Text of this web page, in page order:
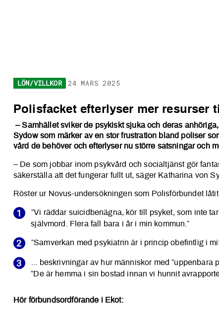
LÖN/VILLKOR 24 MARS 2025
Polisfacket kräver mer
Polisfacket efterlyser mer resurser
– Samhället sviker de psykiskt sjuka och deras
Sydow som märker av en stor frustration bland poliser
vård de behöver och efterlyser nu större satsningar och
– De som jobbar inom psykvård och socialtjänst gör
säkerställa att det fungerar fullt ut, säger Katharina von
Röster ur Novus-undersökningen som Polisförbundet
”Vi räddar suicidbenägna, kör till psyket, som inte
självmord. Flera fall bara i år i min kommun.”
”Samverkan med psykiatrin är i princip obefintlig i
... beskrivningar av hur människor med ”uppenbara
”De är hemma i sin bostad innan vi hunnit
Hör förbundsordförande i Ekot: